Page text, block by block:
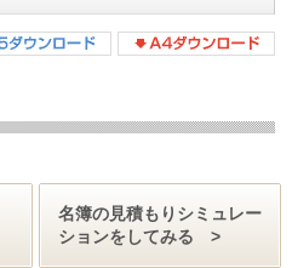
名簿の見積もりシミュレー
ションをしてみる